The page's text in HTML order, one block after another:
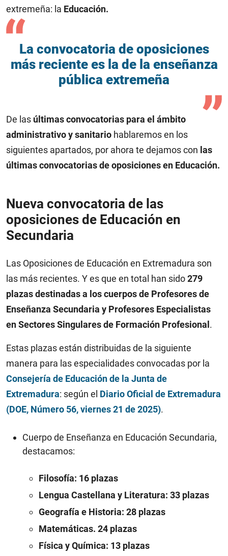
extremeña: la Educación.
La convocatoria de oposiciones
más reciente es la de la enseñanza
pública extremeña
De las últimas convocatorias para el ámbito
administrativo y sanitario hablaremos en los
siguientes apartados, por ahora te dejamos con las
últimas convocatorias de oposiciones en Educación.
Nueva convocatoria de las
oposiciones de Educación en
Secundaria
Las Oposiciones de Educación en Extremadura son
las más recientes. Y es que en total han sido279
plazas destinadas a los cuerpos de Profesores de
Enseñanza Secundaria y Profesores Especialistas
en Sectores Singulares de Formación Profesional .
Estas plazas están distribuidas de la siguiente
manera para las especialidades convocadas por la
Consejería de Educación de la Junta de
Extremadura: según el Diario Oficial de Extremadura
(DOE, Número 56, viernes 21 de 2025).
Cuerpo de Enseñanza en Educación Secundaria,
destacamos:
Filosofía: 16 plazas
Lengua Castellana y Literatura: 33 plazas
Geografía e Historia: 28 plazas
Matemáticas. 24 plazas
Física y Química: 13 plazas